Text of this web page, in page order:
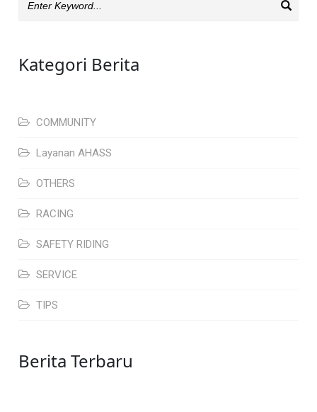
Kategori Berita
COMMUNITY
Layanan AHASS
OTHERS
RACING
SAFETY RIDING
SERVICE
TIPS
Berita Terbaru